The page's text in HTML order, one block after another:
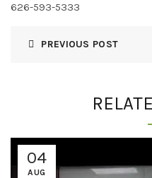
626-593-5333
PREVIOUS POST
04
AUG